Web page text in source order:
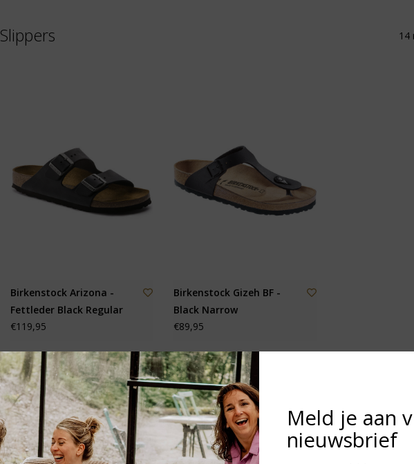
Slippers 14
Birkenstock Arizona -
Fettleder Black Regular
€119,95
Birkenstock Gizeh BF -
Black Narrow
€89,95
Meld je aan
nieuwsbrief